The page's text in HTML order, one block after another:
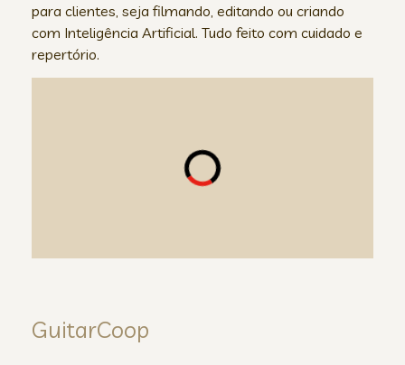
para clientes, seja filmando, editando ou criando
com Inteligência Artificial. Tudo feito com cuidado e
repertório.
GuitarCoop